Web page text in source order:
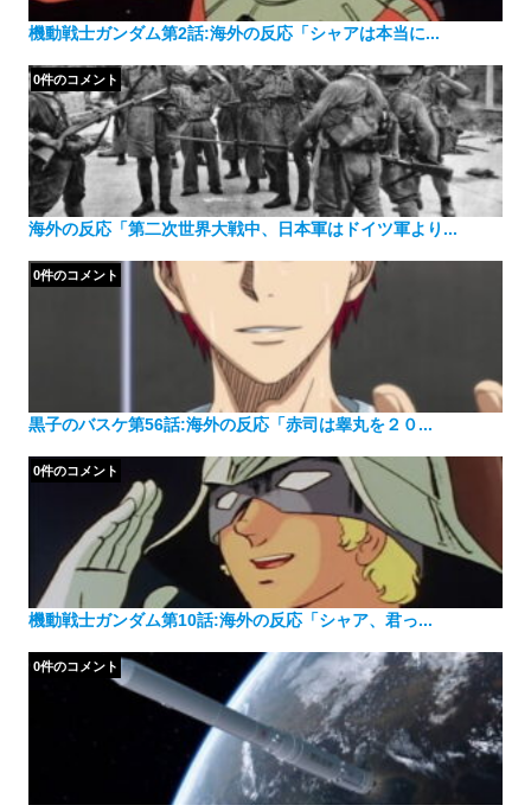
機動戦士ガンダム第2話:海外の反応「シャアは本当に...
海外の反応「第二次世界大戦中、日本軍はドイツ軍より...
0件のコメント
黒子のバスケ第56話:海外の反応「赤司は睾丸を２０...
0件のコメント
機動戦士ガンダム第10話:海外の反応「シャア、君っ...
0件のコメント
0件のコメント